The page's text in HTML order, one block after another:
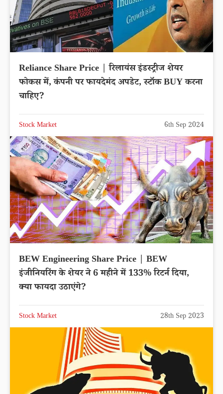
Reliance Share Price | रिलायंस इंडस्ट्रीज शेयर
फोकस में, कंपनी पर फायदेमंद अपडेट, स्टॉक BUY करना
चाहिए?
Stock Market 6th Sep 2024
BEW Engineering Share Price | BEW
इंजीनियरिंग के शेयर ने 6 महीने में 133% रिटर्न दिया,
क्या फायदा उठाएंगे?
Stock Market 28th Sep 2023